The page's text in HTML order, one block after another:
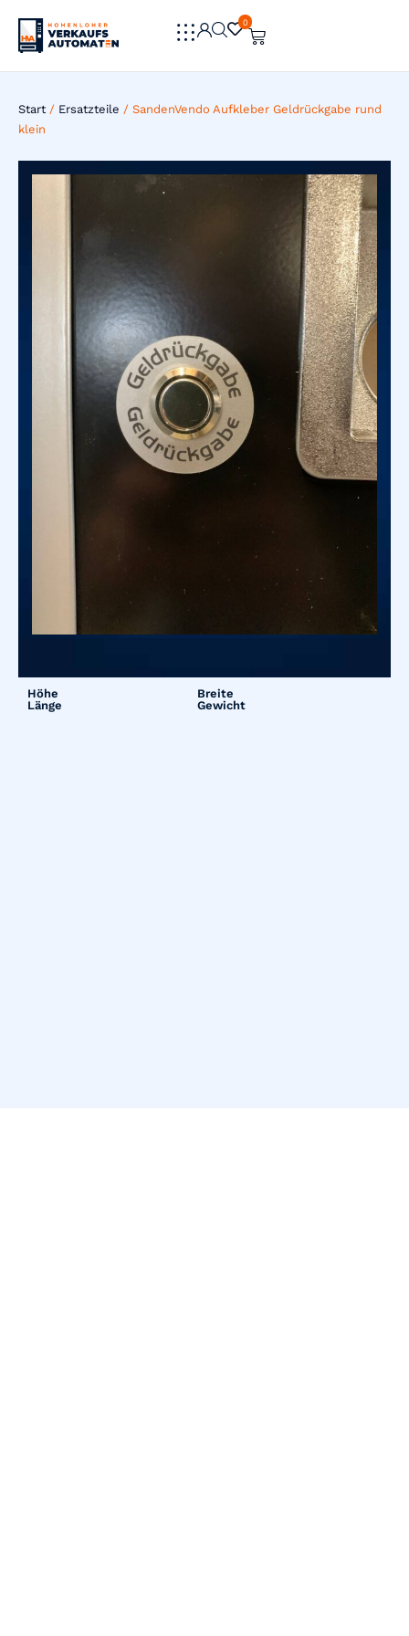
0
0
Start / Ersatzteile / SandenVendo Aufkleber Geldrückgabe rund
klein
Höhe
Breite
Länge
Gewicht